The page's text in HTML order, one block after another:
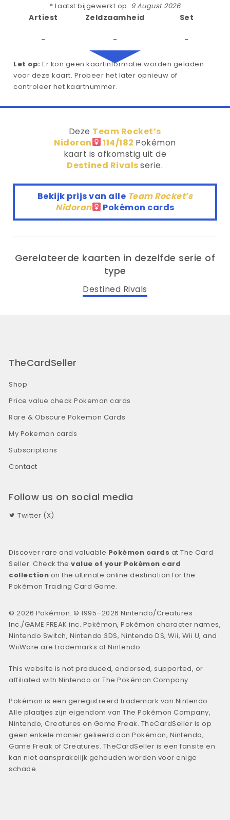
* Laatst bijgewerkt op: 9 August 2026
Artiest
-
Zeldzaamheid
-
Set
-
Let op: Er kon geen kaartinformatie worden geladen
voor deze kaart. Probeer het later opnieuw of
controleer het kaartnummer.
Deze Team Rocket’s
Nidoran
114/182 Pokémon
kaart is afkomstig uit de
Destined Rivalsserie.
Bekijk prijs van alle Team Rocket’s
Nidoran
Pokémon cards
Gerelateerde kaarten in dezelfde serie of
type
Destined Rivals
TheCardSeller
Shop
Price value check Pokemon cards
Rare & Obscure Pokemon Cards
My Pokemon cards
Subscriptions
Contact
Follow us on social media
Twitter (X)
Discover rare and valuable Pokémon cards at The Card
Seller. Check thevalue of your Pokémon card
collection on the ultimate online destination for the
Pokémon Trading Card Game.
© 2026 Pokémon. © 1995–2026 Nintendo/Creatures
Inc./GAME FREAK inc. Pokémon, Pokémon character names,
Nintendo Switch, Nintendo 3DS, Nintendo DS, Wii, Wii U, and
WiiWare are trademarks of Nintendo.
This website is not produced, endorsed, supported, or
affiliated with Nintendo or The Pokémon Company.
Pokémon is een geregistreerd trademark van Nintendo.
Alle plaatjes zijn eigendom van The Pokémon Company,
Nintendo, Creatures en Game Freak. TheCardSeller is op
geen enkele manier gelieerd aan Pokémon, Nintendo,
Game Freak of Creatures. TheCardSeller is een fansite en
kan niet aansprakelijk gehouden worden voor enige
schade.